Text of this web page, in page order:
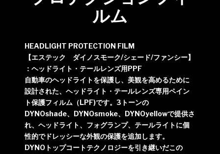
ルム
HEADLIGHT PROTECTION FILM
【エステック ダイノスモーク/シェード/ファンシー】
：ヘッドライト・テールレンズ用PPF
自動車のヘッドライトを保護し、美観を高めるために
設計された、ヘッドライト・テールレンズ専用ペイン
ト保護フィルム（LPF)です。3トーンの
DYNOshade、DYNOsmoke、DYNOyellowで提供さ
れ、ヘッドライト、フォグランプ、テールライトに個
性的でドレッシーな外観の保護を追加します。
DYNOトップコートテクノロジーを引き継いだこの